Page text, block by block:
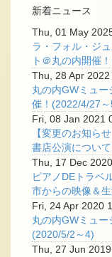
新着ニュース
Thu, 01 May
ラ・フォル・ジ
ト＠丸の内開催
Thu, 28 Apr
丸の内GWミュ
催！(2022/4/27
Fri, 08 Jan 2021
【変更のお知ら
書店公演について
Thu, 17 Dec
ピアノDEトラベ
市からの映像＆
Fri, 24 Apr 2020
丸の内GWミュー
(2020/5/2～4)
Thu, 27 Jun